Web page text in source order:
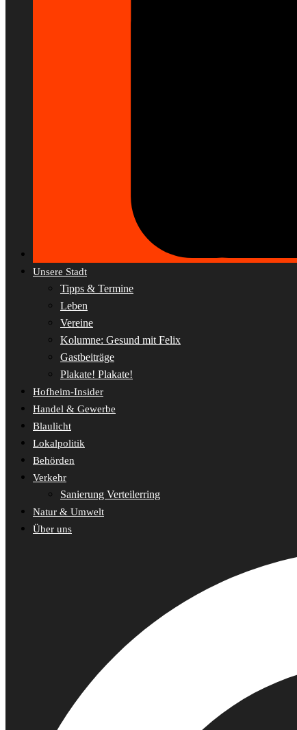
Unsere Stadt
Tipps & Termine
Leben
Vereine
Kolumne: Gesund mit Felix
Gastbeiträge
Plakate! Plakate!
Hofheim-Insider
Handel & Gewerbe
Blaulicht
Lokalpolitik
Behörden
Verkehr
Sanierung Verteilerring
Natur & Umwelt
Über uns